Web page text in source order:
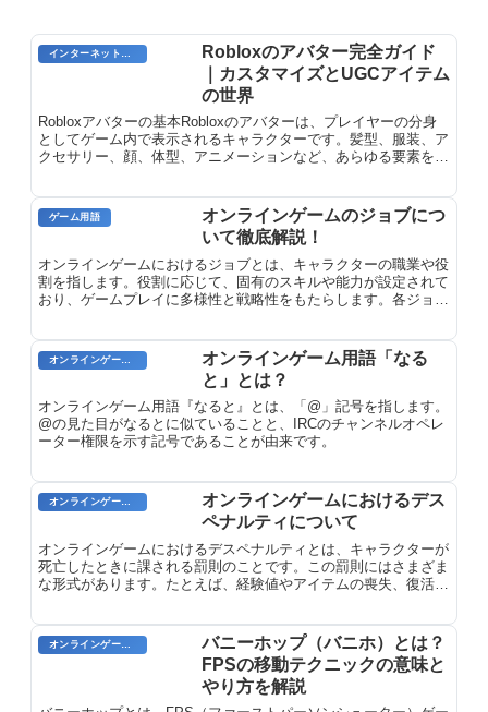
Robloxのアバター完全ガイド
｜カスタマイズとUGCアイテム
の世界
Robloxアバターの基本Robloxのアバターは、プレイヤーの分身
としてゲーム内で表示されるキャラクターです。髪型、服装、ア
クセサリー、顔、体型、アニメーションなど、あらゆる要素をカ
ゲーム用語
オンラインゲームのジョブにつ
いて徹底解説！
オンラインゲームにおけるジョブとは、キャラクターの職業や役
割を指します。役割に応じて、固有のスキルや能力が設定されて
おり、ゲームプレイに多様性と戦略性をもたらします。各ジョブ
す。ジョブを選択することは、ゲームのスタイルや目標を決定す
る重要な要素となるのです。
オンラインゲーム用語「なる
と」とは？
オンラインゲーム用語『なると』とは、「@」記号を指します。
@の見た目がなるとに似ていることと、IRCのチャンネルオペレ
ーター権限を示す記号であることが由来です。
オンラインゲーム用語
オンラインゲームにおけるデス
ペナルティについて
オンラインゲームにおけるデスペナルティとは、キャラクターが
死亡したときに課される罰則のことです。この罰則にはさまざま
な形式があります。たとえば、経験値やアイテムの喪失、復活ま
ヤーの慎重な行動を促したり、ゲームの難易度を上げたりするた
めに使用されています。
バニーホップ（バニホ）とは？
FPSの移動テクニックの意味と
やり方を解説